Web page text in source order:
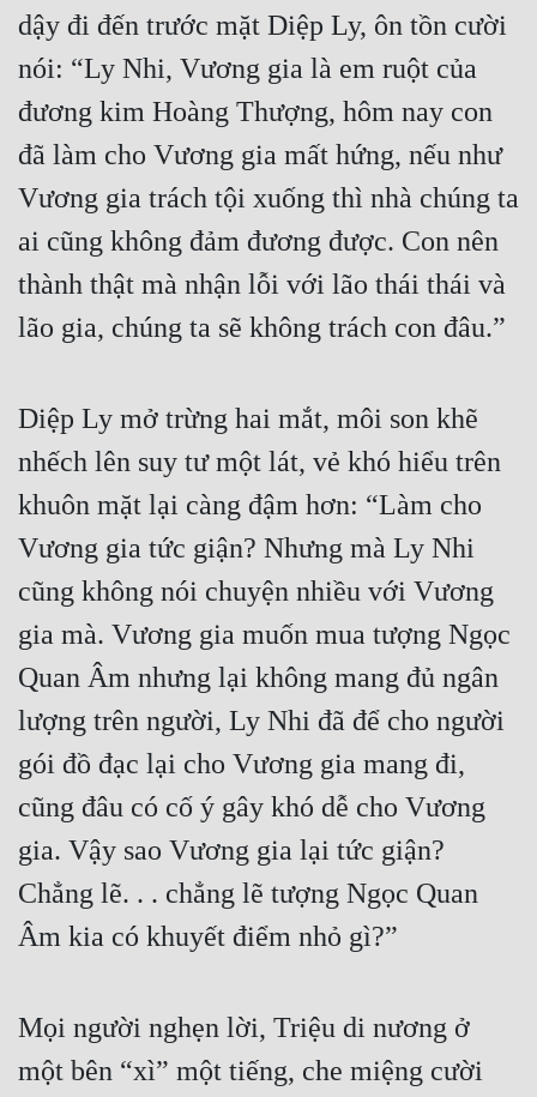
dậy đi đến trước mặt Diệp Ly, ôn tồn cười
nói: “Ly Nhi, Vương gia là em ruột của
đương kim Hoàng Thượng, hôm nay con
đã làm cho Vương gia mất hứng, nếu như
Vương gia trách tội xuống thì nhà chúng ta
ai cũng không đảm đương được. Con nên
thành thật mà nhận lỗi với lão thái thái và
lão gia, chúng ta sẽ không trách con đâu.”
Diệp Ly mở trừng hai mắt, môi son khẽ
nhếch lên suy tư một lát, vẻ khó hiểu trên
khuôn mặt lại càng đậm hơn: “Làm cho
Vương gia tức giận? Nhưng mà Ly Nhi
cũng không nói chuyện nhiều với Vương
gia mà. Vương gia muốn mua tượng Ngọc
Quan Âm nhưng lại không mang đủ ngân
lượng trên người, Ly Nhi đã để cho người
gói đồ đạc lại cho Vương gia mang đi,
cũng đâu có cố ý gây khó dễ cho Vương
gia. Vậy sao Vương gia lại tức giận?
Chẳng lẽ. . . chẳng lẽ tượng Ngọc Quan
Âm kia có khuyết điểm nhỏ gì?”
Mọi người nghẹn lời, Triệu di nương ở
một bên “xì” một tiếng, che miệng cười